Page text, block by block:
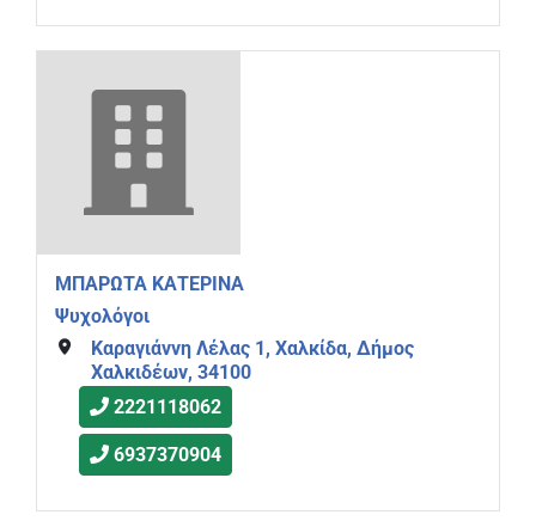
ΜΠΑΡΩΤΑ ΚΑΤΕΡΙΝΑ
Ψυχολόγοι
Καραγιάννη Λέλας 1, Χαλκίδα, Δήμος
Χαλκιδέων, 34100
2221118062
6937370904